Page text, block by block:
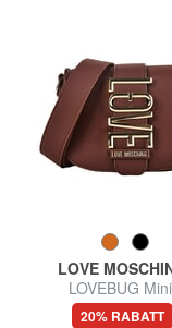
LOVE
LOVEBUG
Schultertasche
20% RABATT